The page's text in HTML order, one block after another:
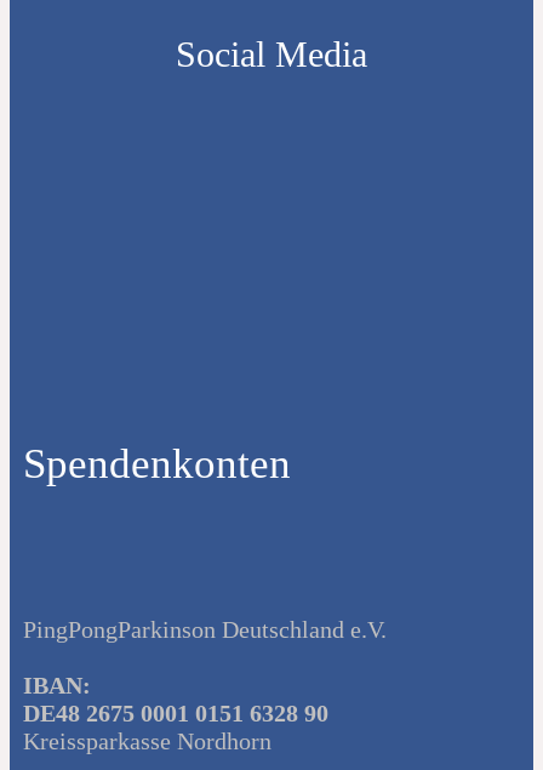
Social Media
Spendenkonten
PingPongParkinson Deutschland e.V.
IBAN:
DE48 2675 0001 0151 6328 90
Kreissparkasse Nordhorn